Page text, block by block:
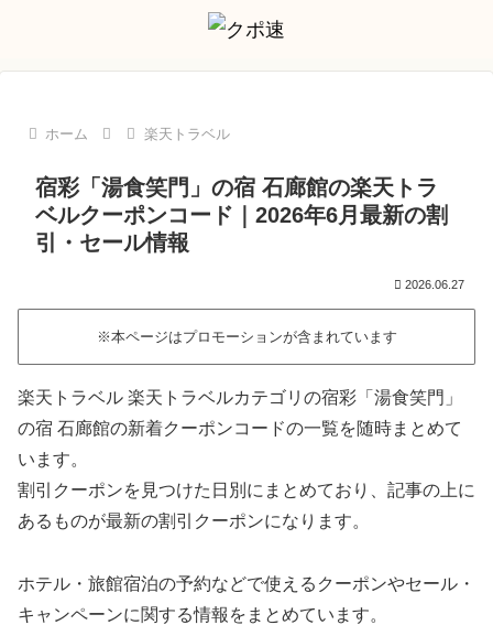
ホーム 楽天トラベル
宿彩「湯食笑門」の宿 石廊館の楽天トラ
ベルクーポンコード｜2026年6月最新の割
引・セール情報
2026.06.27
※本ページはプロモーションが含まれています
楽天トラベル 楽天トラベルカテゴリの宿彩「湯食笑門」
の宿 石廊館の新着クーポンコードの一覧を随時まとめて
います。
割引クーポンを見つけた日別にまとめており、記事の上に
あるものが最新の割引クーポンになります。
ホテル・旅館宿泊の予約などで使えるクーポンやセール・
キャンペーンに関する情報をまとめています。